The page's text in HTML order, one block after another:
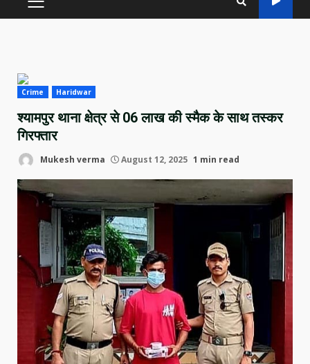
PRIMARY
Crime Haridwar
श्यामपुर थाना क्षेत्र से 06 लाख की स्मैक के साथ तस्कर
गिरफ्तार
Mukesh verma August 12, 2025 1 min read